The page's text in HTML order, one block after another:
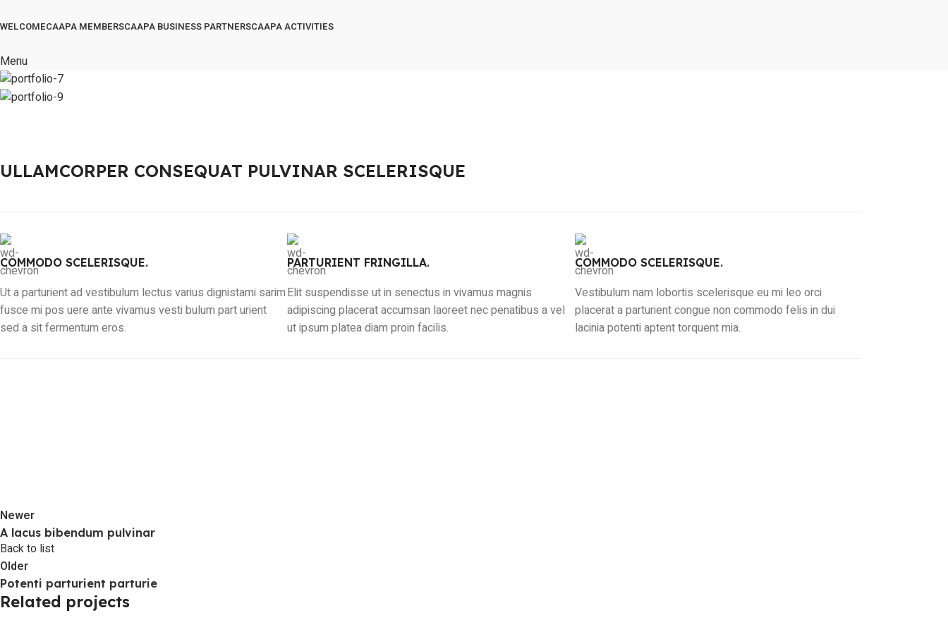
WELCOMECAAPA MEMBERSCAAPA BUSINESS PARTNERSCAAPA ACTIVITIES
Menu
ULLAMCORPER CONSEQUAT PULVINAR SCELERISQUE
COMMODO SCELERISQUE.
Ut a parturient ad vestibulum lectus varius dignistami sarim
fusce mi pos uere ante vivamus vesti bulum part urient
sed a sit fermentum eros.
PARTURIENT FRINGILLA.
Elit suspendisse ut in senectus in vivamus magnis
adipiscing placerat accumsan laoreet nec penatibus a vel
ut ipsum platea diam proin facilis.
COMMODO SCELERISQUE.
Vestibulum nam lobortis scelerisque eu mi leo orci
placerat a parturient congue non commodo felis in dui
lacinia potenti aptent torquent mia.
Newer
A lacus bibendum pulvinar
Back to list
Older
Potenti parturient parturie
Related projects